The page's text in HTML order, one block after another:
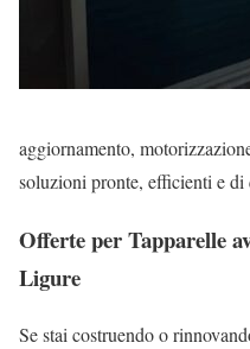
aggiornamento,
soluzioni pronte, efficienti e
Offerte per Tapparelle
Ligure
Se stai costruendo o